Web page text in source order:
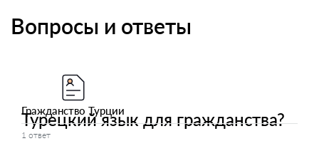
Вопросы и ответы
Гражданство Турции
Турецкий язык для гражданства?
1 ответ